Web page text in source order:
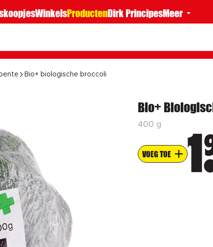
WinkelsProductenDirk PrincipesMeer
Bio+ biologische broccoli
Bio+
400 g
VOEG TOE 1